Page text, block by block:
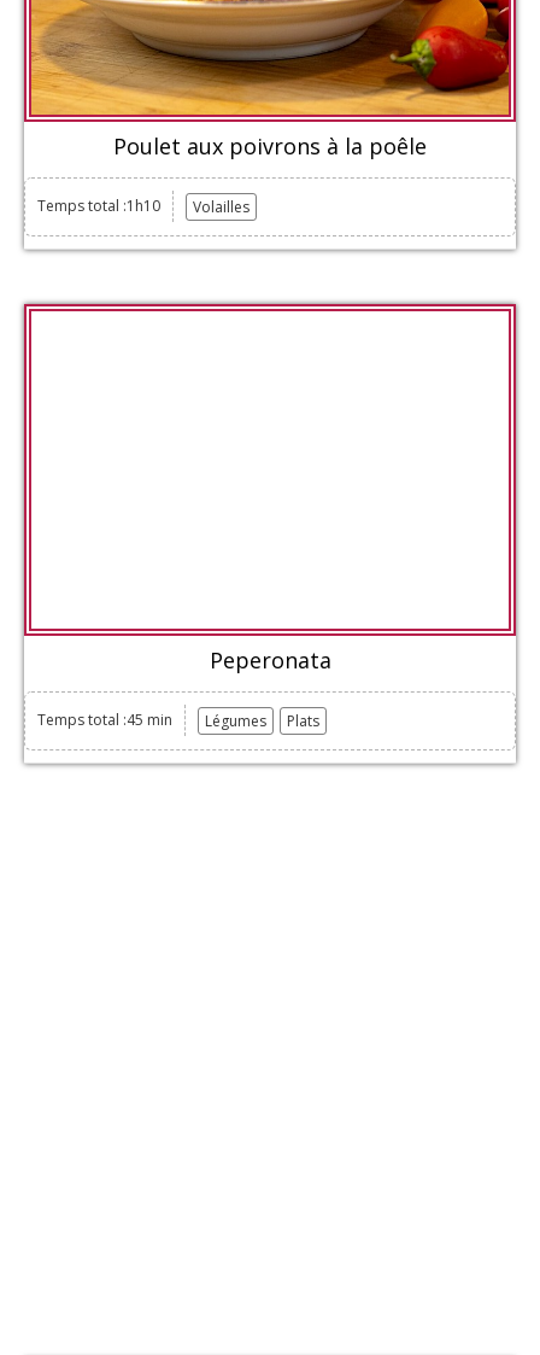
Poulet aux poivrons à la poêle
Temps total :1h10 Volailles
Peperonata
Temps total :45 min Légumes Plats